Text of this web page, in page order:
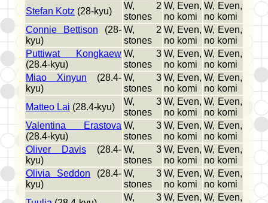
Stefan Kotz (28-kyu)
W, 2
stones
W, Even,
no komi
W, Even,
no komi
Connie Bettison (28-
kyu)
W, 2
stones
W, Even,
no komi
W, Even,
no komi
Puttiwat Kongkaew
(28.4-kyu)
W, 3
stones
W, Even,
no komi
W, Even,
no komi
Miao Xinyun (28.4-
kyu)
W, 3
stones
W, Even,
no komi
W, Even,
no komi
Matteo Lai (28.4-kyu)
W, 3
stones
W, Even,
no komi
W, Even,
no komi
Valentina Erastova
(28.4-kyu)
W, 3
stones
W, Even,
no komi
W, Even,
no komi
Oliver Davis (28.4-
kyu)
W, 3
stones
W, Even,
no komi
W, Even,
no komi
Olivia Seddon (28.4-
kyu)
W, 3
stones
W, Even,
no komi
W, Even,
no komi
W, 3 W, Even, W, Even,